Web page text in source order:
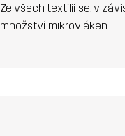
Ze všech textilií se, v
množství mikrovláken.